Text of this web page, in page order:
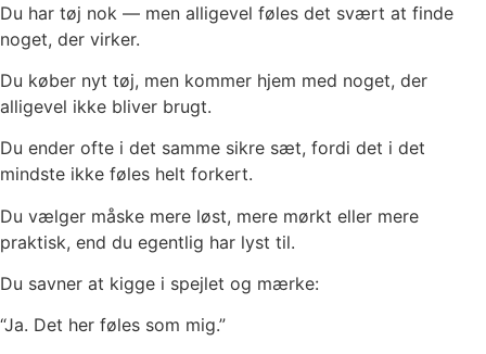
Du har tøj nok — men alligevel føles det svært at finde
noget, der virker.
Du køber nyt tøj, men kommer hjem med noget, der
alligevel ikke bliver brugt.
Du ender ofte i det samme sikre sæt, fordi det i det
mindste ikke føles helt forkert.
Du vælger måske mere løst, mere mørkt eller mere
praktisk, end du egentlig har lyst til.
Du savner at kigge i spejlet og mærke:
“Ja. Det her føles som mig.”